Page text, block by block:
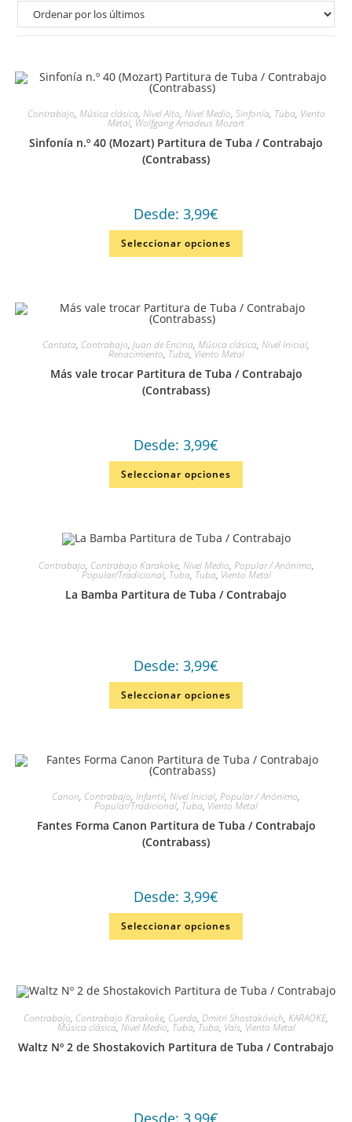
Contrabajo, Música clásica, Nivel Alto, Nivel Medio, Sinfonía, Tuba, Viento
Metal, Wolfgang Amadeus Mozart
Sinfonía n.º 40 (Mozart) Partitura de Tuba / Contrabajo
(Contrabass)
Desde: 3,99€
Seleccionar opciones
Cantata, Contrabajo, Juan de Encina, Música clásica, Nivel Inicial,
Renacimiento, Tuba,Viento Metal
Más vale trocar Partitura de Tuba / Contrabajo
(Contrabass)
Desde: 3,99€
Seleccionar opciones
Contrabajo, Contrabajo Karakoke, Nivel Medio, Popular / Anónimo,
Popular/Tradicional, Tuba, Tuba, Viento Metal
La Bamba Partitura de Tuba / Contrabajo
Desde: 3,99€
Seleccionar opciones
Canon, Contrabajo, Infantil, Nivel Inicial, Popular / Anónimo,
Popular/Tradicional, Tuba, Viento Metal
Fantes Forma Canon Partitura de Tuba / Contrabajo
(Contrabass)
Desde: 3,99€
Seleccionar opciones
Contrabajo, Contrabajo Karakoke, Cuerda, Dmitri Shostakóvich, KARAOKE,
Música clásica, Nivel Medio, Tuba,Tuba, Vals, Viento Metal
Waltz Nº 2 de Shostakovich Partitura de Tuba / Contrabajo
Desde: 3,99€